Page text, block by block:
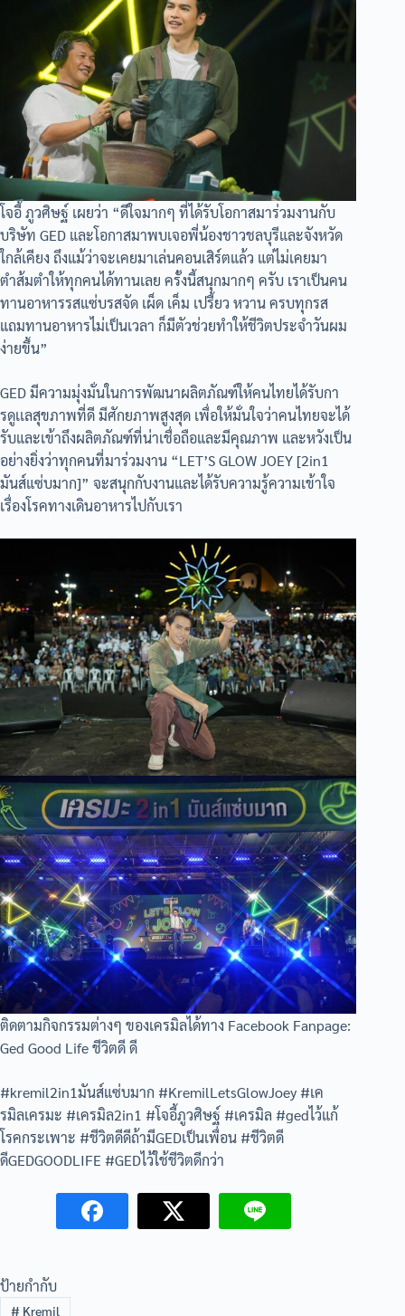
โจอี้ ภูวศิษฐ์ เผยว่า “ดีใจมากๆ ที่ได้รับโอกาสมาร่วมงานกับ
บริษัท GED และโอกาสมาพบเจอพี่น้องชาวชลบุรีและจังหวัด
ใกล้เคียง ถึงแม้ว่าจะเคยมาเล่นคอนเสิร์ตแล้ว แต่ไม่เคยมา
ตำส้มตำให้ทุกคนได้ทานเลย ครั้งนี้สนุกมากๆ ครับ เราเป็นคน
ทานอาหารรสแซ่บรสจัด เผ็ด เค็ม เปรี้ยว หวาน ครบทุกรส
แถมทานอาหารไม่เป็นเวลา ก็มีตัวช่วยทำให้ชีวิตประจำวันผม
ง่ายขึ้น”
GED มีความมุ่งมั่นในการพัฒนาผลิตภัณฑ์ให้คนไทยได้รับกา
รดูเเลสุขภาพที่ดี มีศักยภาพสูงสุด เพื่อให้มั่นใจว่าคนไทยจะได้
รับและเข้าถึงผลิตภัณฑ์ที่น่าเชื่อถือและมีคุณภาพ และหวังเป็น
อย่างยิ่งว่าทุกคนที่มาร่วมงาน “LET’S GLOW JOEY [2in1
มันส์แซ่บมาก]” จะสนุกกับงานและได้รับความรู้ความเข้าใจ
เรื่องโรคทางเดินอาหารไปกับเรา
ติดตามกิจกรรมต่างๆ ของเครมิลได้ทาง Facebook Fanpage:
Ged Good Life ชีวิตดี ดี
#kremil2in1มันส์แซ่บมาก #KremilLetsGlowJoey #เค
รมิลเครมะ #เครมิล2in1 #โจอี้ภูวศิษฐ์ #เครมิล #gedไว้แก้
โรคกระเพาะ #ชีวิตดีดีถ้ามีGEDเป็นเพื่อน #ชีวิตดี
ดีGEDGOODLIFE #GEDไว้ใช้ชีวิตดีกว่า
ป้ายกำกับ
# Kremil